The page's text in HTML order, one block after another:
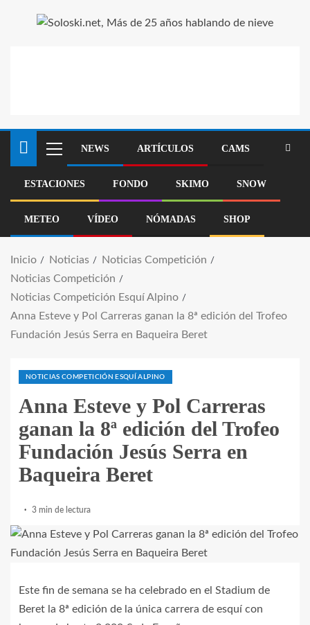
NEWS ARTÍCULOS CAMS
ESTACIONES FONDO SKIMO SNOW
METEO VÍDEO NÓMADAS SHOP
Inicio Noticias
Noticias Competición
Noticias Competición
Noticias Competición Esquí Alpino
Anna Esteve y Pol Carreras ganan la 8ª edición del Trofeo
Fundación Jesús Serra en Baqueira Beret
NOTICIAS COMPETICIÓN ESQUÍ ALPINO
Anna Esteve y Pol Carreras
ganan la 8ª edición del Trofeo
Fundación Jesús Serra en
Baqueira Beret
3 min de lectura
Este fin de semana se ha celebrado en el Stadium de
Beret la 8ª edición de la única carrera de esquí con